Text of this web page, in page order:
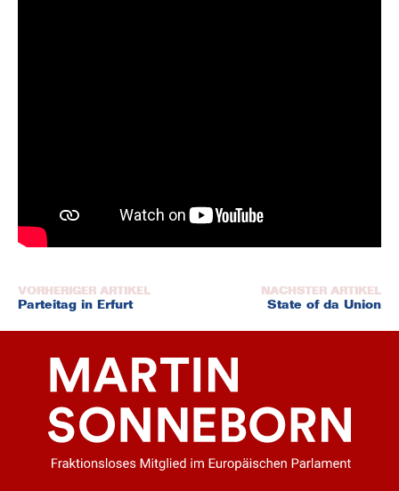
Beitragsnavigation
Parteitag in Erfurt State of da Union